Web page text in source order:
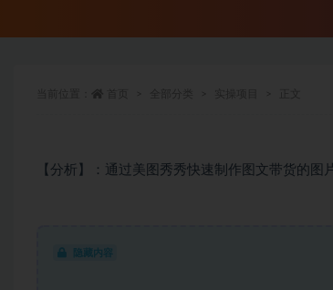
【分析】：通过美图秀秀快速制作图文带货的图
隐藏内容